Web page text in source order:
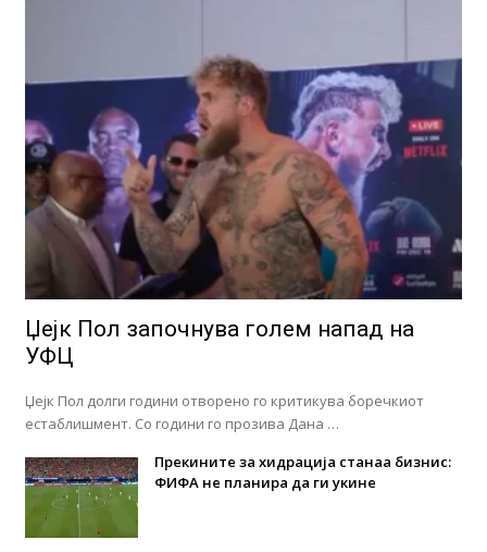
Џејк Пол започнува голем напад на
УФЦ
Џејк Пол долги години отворено го критикува боречкиот
естаблишмент. Со години го прозива Дана …
Прекините за хидрација станаа бизнис:
ФИФА не планира да ги укине